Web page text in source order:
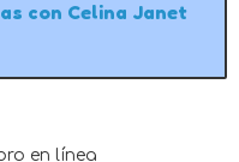
con Celina Janet
en línea